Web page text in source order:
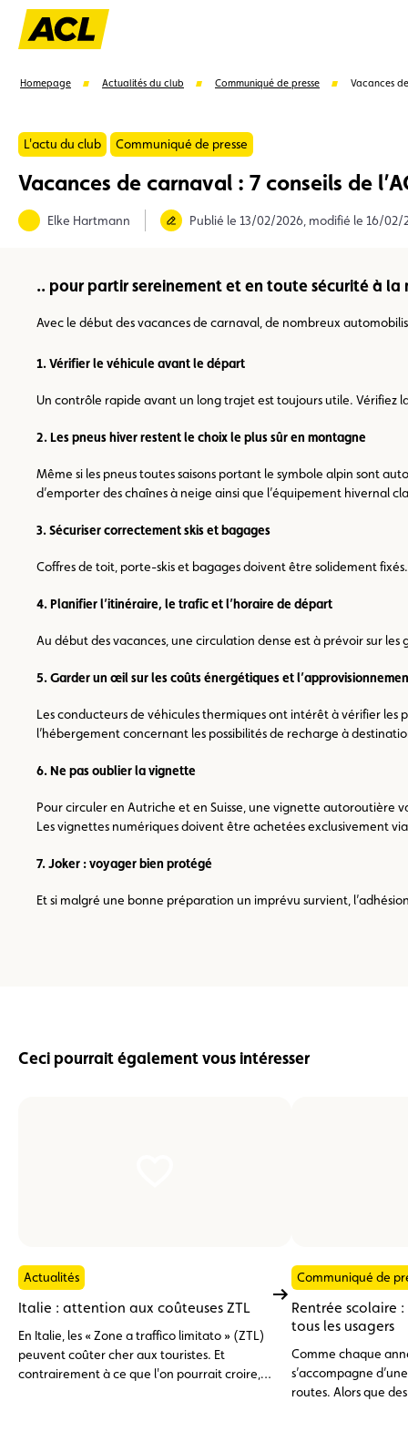
Suggestions
Homepage Actualités du club Communiqué de presse Vacances
L'actu du club Communiqué de presse
Vacances de carnaval : 7 conseils de
Elke Hartmann Publié le 13/02/2026, modifié le 16/02/
.. pour partir sereinement et en toute sécurité à la
Avec le début des vacances de carnaval, de nombreux
1. Vérifier le véhicule avant le départ
Un contrôle rapide avant un long trajet est toujours utile. Vérifiez
2. Les pneus hiver restent le choix le plus sûr en montagne
Même si les pneus toutes saisons portant le symbole alpin sont
d’emporter des chaînes à neige ainsi que l’équipement hivernal
3. Sécuriser correctement skis et bagages
Coffres de toit, porte-skis et bagages doivent être solidement
4. Planifier l’itinéraire, le trafic et l’horaire de départ
Au début des vacances, une circulation dense est à prévoir sur
5. Garder un œil sur les coûts énergétiques et
Les conducteurs de véhicules thermiques ont intérêt à vérifier les
l’hébergement concernant les possibilités de recharge à
6. Ne pas oublier la vignette
Pour circuler en Autriche et en Suisse, une vignette autoroutière
Les vignettes numériques doivent être achetées exclusivement
7. Joker : voyager bien protégé
Et si malgré une bonne préparation un imprévu survient,
Ceci pourrait également vous intéresser
Actualités
Italie : attention aux coûteuses ZTL
En Italie, les « Zone a traffico limitato » (ZTL)
peuvent coûter cher aux touristes. Et
contrairement à ce que l'on pourrait croire,
Communiqué de
Rentrée scolaire
tous les usagers
Comme chaque
s’accompagne
routes. Alors que